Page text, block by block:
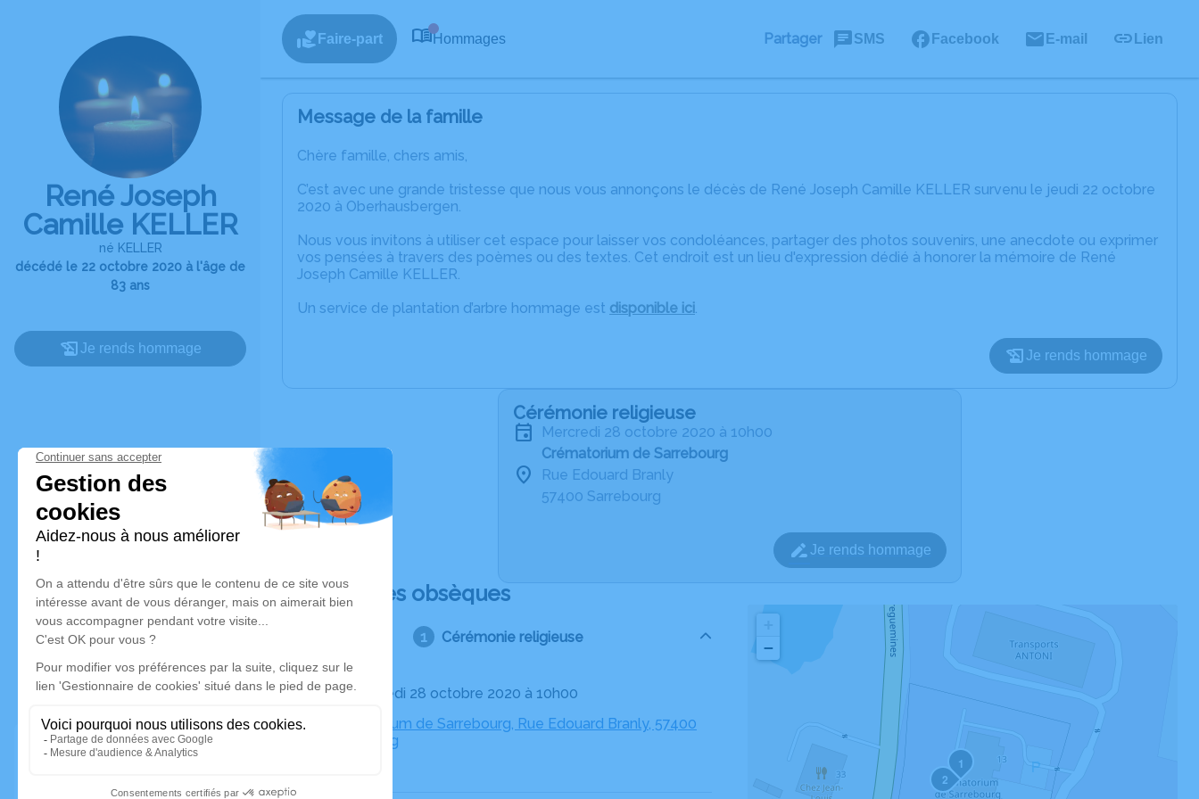
René Joseph
Camille KELLER
né KELLER
décédé le 22 octobre 2020 à l'âge de
83 ans
Je rends hommage
Faire-part Hommages Partager SMS Facebook E-mail Lien
Message de la famille
Chère famille, chers amis,
C’est avec une grande tristesse que nous vous annonçons le décès de René Joseph Camille KELLER survenu le jeudi 22 octobre
2020 à Oberhausbergen.
Nous vous invitons à utiliser cet espace pour laisser vos condoléances, partager des photos souvenirs, une anecdote ou exprimer
vos pensées à travers des poèmes ou des textes. Cet endroit est un lieu d'expression dédié à honorer la mémoire de René
Joseph Camille KELLER.
Un service de plantation d’arbre hommage est disponible ici.
Je rends hommage
Cérémonie religieuse
mercredi 28 octobre 2020 à 10h00
Crématorium de Sarrebourg
Rue Edouard Branly
57400 Sarrebourg
Je rends hommage
Déroulé des obsèques
Cérémonie religieuse
Le mercredi 28 octobre 2020 à 10h00
Crématorium de Sarrebourg, Rue Edouard Branly, 57400
Sarrebourg
1
2
−